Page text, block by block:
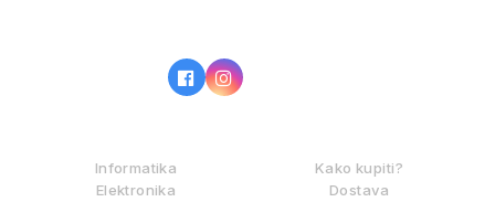
Informatika
Elektronika
Kako kupiti?
Dostava